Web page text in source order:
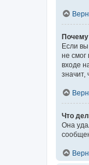
Почему
Если
не смог
входе
значит,
Что
Она